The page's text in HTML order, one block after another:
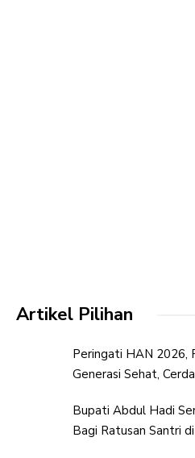
Artikel Pilihan
Peringati HAN 2026,
Generasi Sehat,
Bupati Abdul Hadi
Bagi Ratusan Santri